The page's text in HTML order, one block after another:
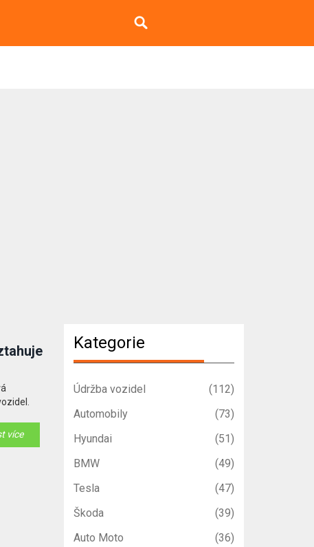
více
Kategorie
Údržba vozidel
(112)
Automobily
(73)
Hyundai
(51)
BMW
(49)
Tesla
(47)
Škoda
(39)
Auto Moto
(36)